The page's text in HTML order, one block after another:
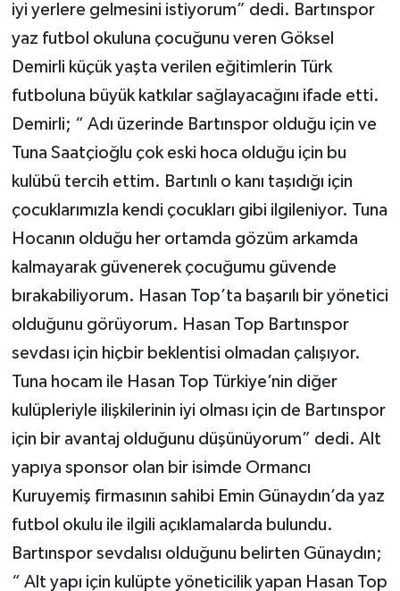
iyi yerlere gelmesini istiyorum” dedi. Bartınspor
yaz futbol okuluna çocuğunu veren Göksel
Demirli küçük yaşta verilen eğitimlerin Türk
futboluna büyük katkılar sağlayacağını ifade etti.
Demirli; “ Adı üzerinde Bartınspor olduğu için ve
Tuna Saatçioğlu çok eski hoca olduğu için bu
kulübü tercih ettim. Bartınlı o kanı taşıdığı için
çocuklarımızla kendi çocukları gibi ilgileniyor. Tuna
Hocanın olduğu her ortamda gözüm arkamda
kalmayarak güvenerek çocuğumu güvende
bırakabiliyorum. Hasan Top’ta başarılı bir yönetici
olduğunu görüyorum. Hasan Top Bartınspor
sevdası için hiçbir beklentisi olmadan çalışıyor.
Tuna hocam ile Hasan Top Türkiye’nin diğer
kulüpleriyle ilişkilerinin iyi olması için de Bartınspor
için bir avantaj olduğunu düşünüyorum” dedi. Alt
yapıya sponsor olan bir isimde Ormancı
Kuruyemiş firmasının sahibi Emin Günaydın’da yaz
futbol okulu ile ilgili açıklamalarda bulundu.
Bartınspor sevdalısı olduğunu belirten Günaydın;
“ Alt yapı için kulüpte yöneticilik yapan Hasan Top